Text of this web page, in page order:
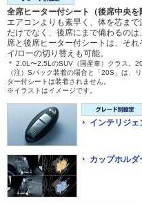
全席ヒーター付シート（後席中央を
エアコンよりも素早く、体を芯ま
だけでなく、後席にまで備わるの
席と後席ヒーター付シートは、そ
イ/ローの切り替えも可能。
＊ 2.0L〜2.5LのSUV（国産車）クラス。
（注）Sパック装着の場合と「20S」は、
ター付シートは装着されません。
※イラストはイメージです。
インテリジェ
カップホル